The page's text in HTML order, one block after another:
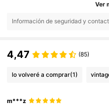
Ver
Información de seguridad y
4,47 (85)
lo volveré a comprar(1)
m***z